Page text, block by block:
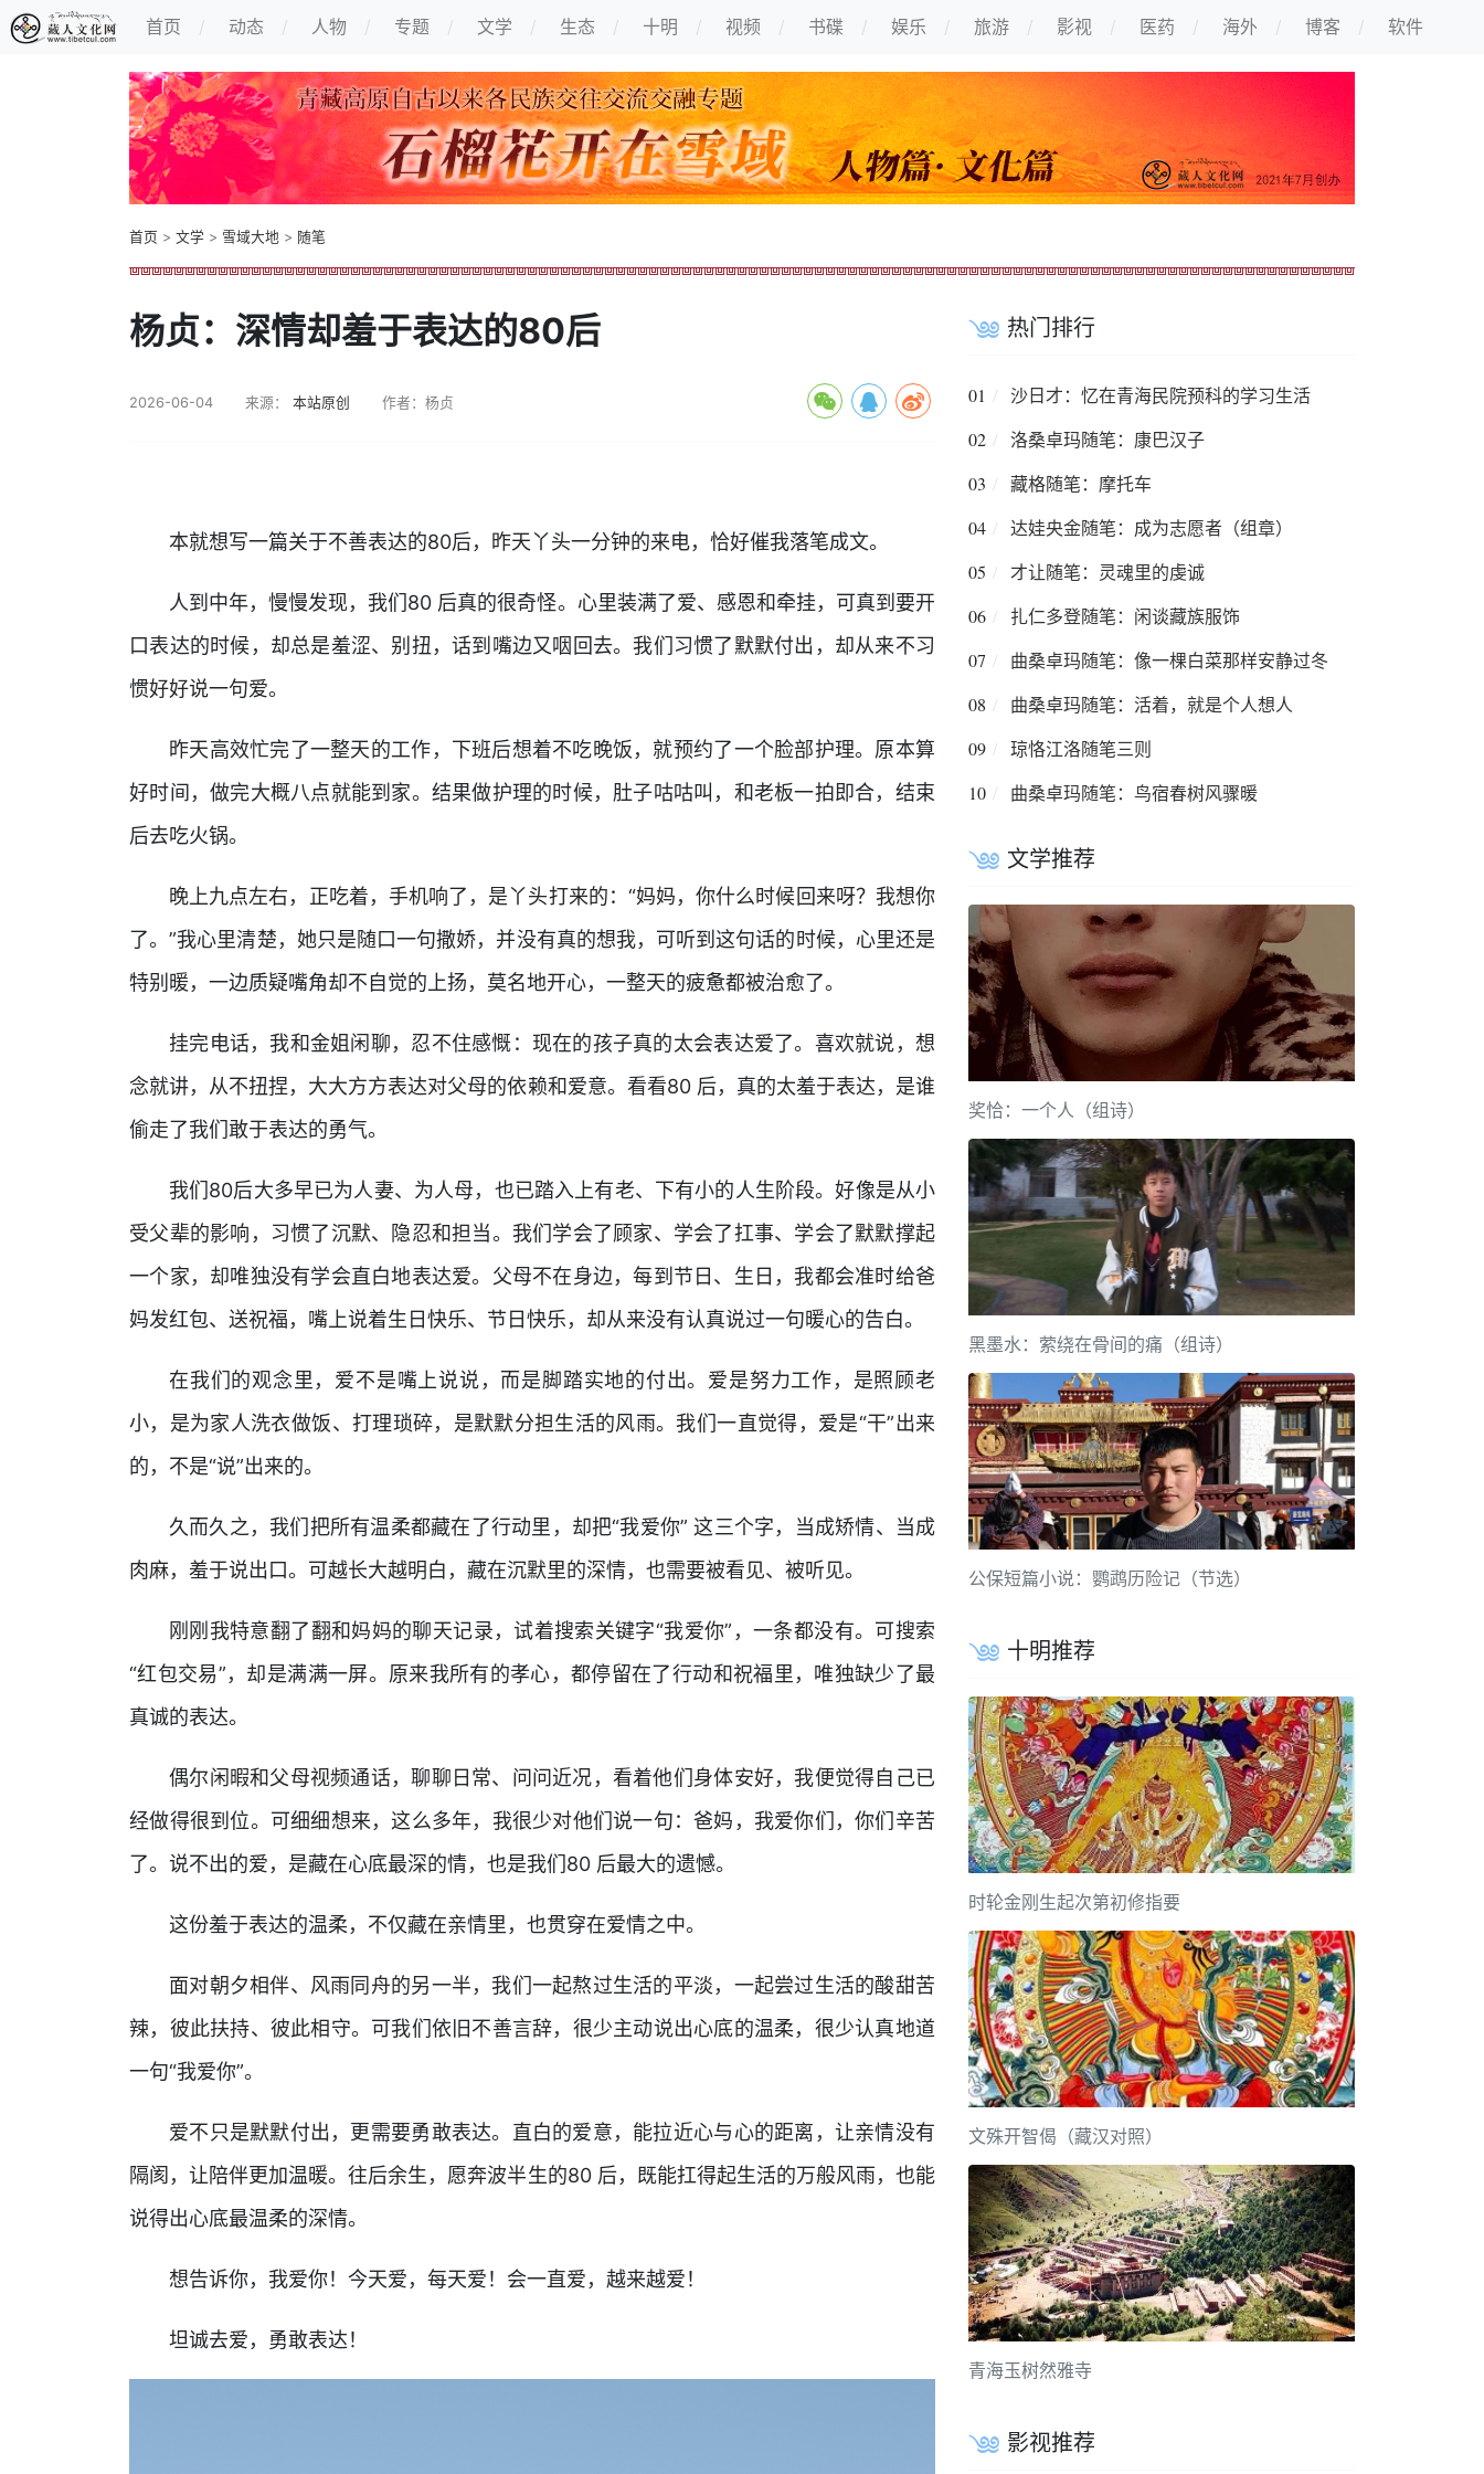
首页 动态 人物 专题 文学 生态 十明 视频 书碟 娱乐 旅游 影视 医药 海外 博客 软件
首页 > 文学 > 雪域大地 > 随笔
杨贞：深情却羞于表达的80后
2026-06-04 来源： 本站原创 作者：杨贞
本就想写一篇关于不善表达的80后，昨天丫头一分钟的来电，恰好催我落笔成文。
人到中年，慢慢发现，我们80 后真的很奇怪。心里装满了爱、感恩和牵挂，可真到要开
口表达的时候，却总是羞涩、别扭，话到嘴边又咽回去。我们习惯了默默付出，却从来不习
惯好好说一句爱。
昨天高效忙完了一整天的工作，下班后想着不吃晚饭，就预约了一个脸部护理。原本算
好时间，做完大概八点就能到家。结果做护理的时候，肚子咕咕叫，和老板一拍即合，结束
后去吃火锅。
晚上九点左右，正吃着，手机响了，是丫头打来的：“妈妈，你什么时候回来呀？我想你
了。”我心里清楚，她只是随口一句撒娇，并没有真的想我，可听到这句话的时候，心里还是
特别暖，一边质疑嘴角却不自觉的上扬，莫名地开心，一整天的疲惫都被治愈了。
挂完电话，我和金姐闲聊，忍不住感慨：现在的孩子真的太会表达爱了。喜欢就说，想
念就讲，从不扭捏，大大方方表达对父母的依赖和爱意。看看80 后，真的太羞于表达，是谁
偷走了我们敢于表达的勇气。
我们80后大多早已为人妻、为人母，也已踏入上有老、下有小的人生阶段。好像是从小
受父辈的影响，习惯了沉默、隐忍和担当。我们学会了顾家、学会了扛事、学会了默默撑起
一个家，却唯独没有学会直白地表达爱。父母不在身边，每到节日、生日，我都会准时给爸
妈发红包、送祝福，嘴上说着生日快乐、节日快乐，却从来没有认真说过一句暖心的告白。
在我们的观念里，爱不是嘴上说说，而是脚踏实地的付出。爱是努力工作，是照顾老
小，是为家人洗衣做饭、打理琐碎，是默默分担生活的风雨。我们一直觉得，爱是“干”出来
的，不是“说”出来的。
久而久之，我们把所有温柔都藏在了行动里，却把“我爱你” 这三个字，当成矫情、当成
肉麻，羞于说出口。可越长大越明白，藏在沉默里的深情，也需要被看见、被听见。
刚刚我特意翻了翻和妈妈的聊天记录，试着搜索关键字“我爱你”，一条都没有。可搜索
“红包交易”，却是满满一屏。原来我所有的孝心，都停留在了行动和祝福里，唯独缺少了最
真诚的表达。
偶尔闲暇和父母视频通话，聊聊日常、问问近况，看着他们身体安好，我便觉得自己已
经做得很到位。可细细想来，这么多年，我很少对他们说一句：爸妈，我爱你们，你们辛苦
了。说不出的爱，是藏在心底最深的情，也是我们80 后最大的遗憾。
这份羞于表达的温柔，不仅藏在亲情里，也贯穿在爱情之中。
面对朝夕相伴、风雨同舟的另一半，我们一起熬过生活的平淡，一起尝过生活的酸甜苦
辣，彼此扶持、彼此相守。可我们依旧不善言辞，很少主动说出心底的温柔，很少认真地道
一句“我爱你”。
爱不只是默默付出，更需要勇敢表达。直白的爱意，能拉近心与心的距离，让亲情没有
隔阂，让陪伴更加温暖。往后余生，愿奔波半生的80 后，既能扛得起生活的万般风雨，也能
说得出心底最温柔的深情。
想告诉你，我爱你！今天爱，每天爱！会一直爱，越来越爱！
坦诚去爱，勇敢表达！
热门排行
01 沙日才：忆在青海民院预科的学习生活
02 洛桑卓玛随笔：康巴汉子
03 藏格随笔：摩托车
04 达娃央金随笔：成为志愿者（组章）
05 才让随笔：灵魂里的虔诚
06 扎仁多登随笔：闲谈藏族服饰
07 曲桑卓玛随笔：像一棵白菜那样安静过冬
08 曲桑卓玛随笔：活着，就是个人想人
09 琼恪江洛随笔三则
10 曲桑卓玛随笔：鸟宿春树风骤暖
文学推荐
奖恰：一个人（组诗）
黑墨水：萦绕在骨间的痛（组诗）
公保短篇小说：鹦鹉历险记（节选）
十明推荐
时轮金刚生起次第初修指要
文殊开智偈（藏汉对照）
青海玉树然雅寺
影视推荐